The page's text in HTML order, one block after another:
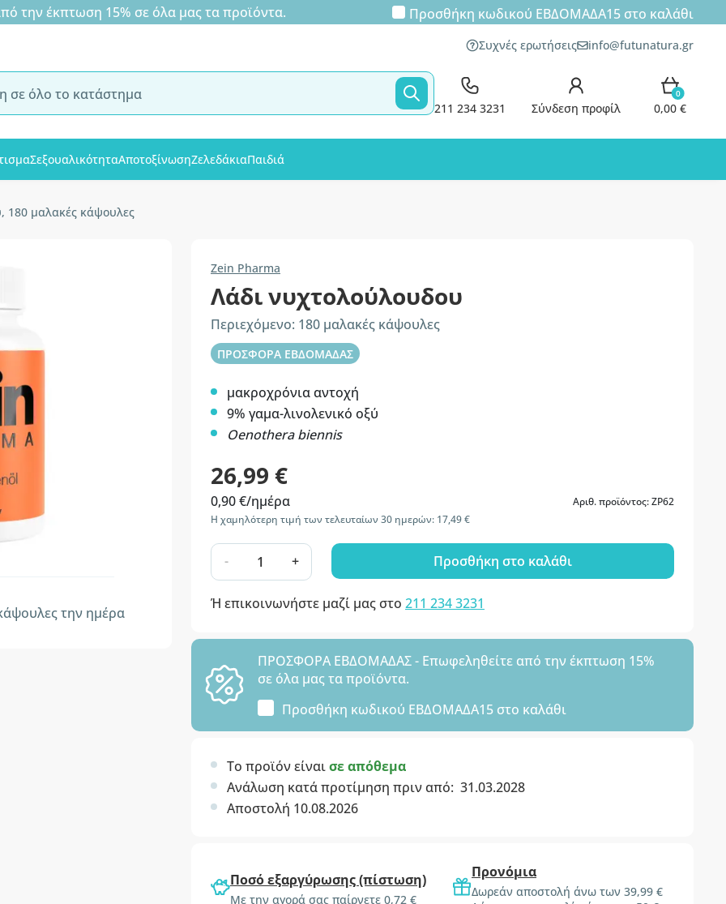
έκπτωση 15% σε όλα μας τα προϊόντα. Προσθήκη κωδικού ΕΒΔΟΜΑΔΑ15στο καλάθι
Συχνές ερωτήσεις info@futunatura.gr
211 234 3231 Σύνδεση προφίλ
0
0,00 €
ΣεξουαλικότηταΑποτοξίνωσηΖελεδάκιαΠαιδιά
180 μαλακές κάψουλες
την ημέρα
Zein Pharma
Λάδι νυχτολούλουδου
Περιεχόμενο: 180 μαλακές κάψουλες
ΠΡΟΣΦΟΡΑ ΕΒΔΟΜΑΔΑΣ
μακροχρόνια αντοχή
9% γαμα-λινολενικό οξύ
Oenothera biennis
26,99 €
0,90 €/ημέρα
Αριθ. προϊόντος: ZP62
Η χαμηλότερη τιμή των τελευταίων 30 ημερών: 17,49 €
- + Προσθήκη στο καλάθι
Ή επικοινωνήστε μαζί μας στο 211 234 3231
ΠΡΟΣΦΟΡΑ ΕΒΔΟΜΑΔΑΣ - Επωφεληθείτε από την έκπτωση 15%
σε όλα μας τα προϊόντα.
Προσθήκη κωδικού ΕΒΔΟΜΑΔΑ15 στο καλάθι
Το προϊόν είναισε απόθεμα
Ανάλωση κατά προτίμηση πριν από: 31.03.2028
Αποστολή 10.08.2026
Ποσό εξαργύρωσης (πίστωση)
Με την αγορά σας παίρνετε 0,72 €
Προνόμια
Δωρεάν αποστολή άνω των 39,99 €